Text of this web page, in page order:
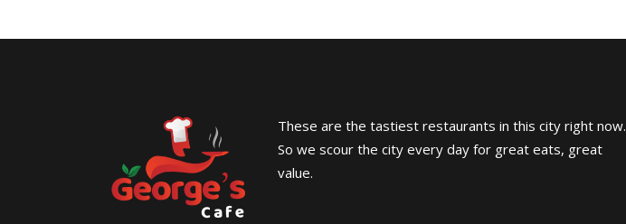
These are the tastiest restaurants in this city right now.
So we scour the city every day for great eats, great
value.